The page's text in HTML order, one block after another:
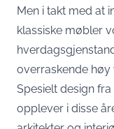
Men i takt med at
klassiske møbler
overraskende høy
Spesielt design
opplever i disse